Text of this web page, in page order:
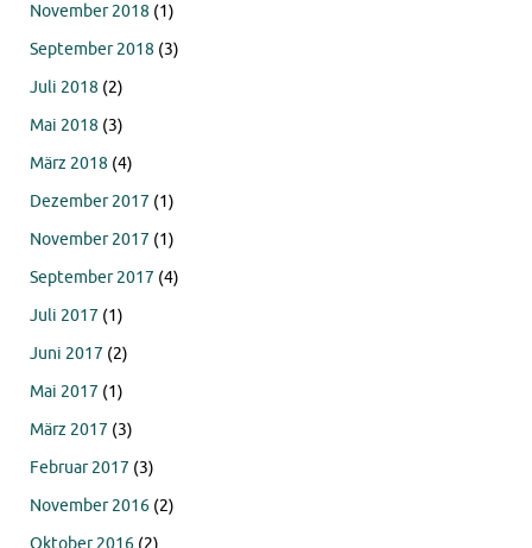
November 2018 (1)
September 2018 (3)
Juli 2018 (2)
Mai 2018 (3)
März 2018 (4)
Dezember 2017 (1)
November 2017 (1)
September 2017 (4)
Juli 2017 (1)
Juni 2017 (2)
Mai 2017 (1)
März 2017 (3)
Februar 2017 (3)
November 2016 (2)